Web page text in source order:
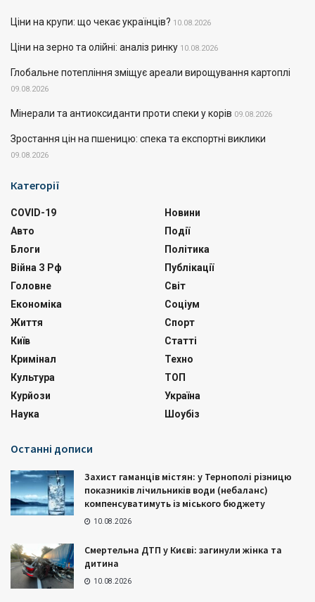
Ціни на крупи: що чекає українців? 10.08.2026
Ціни на зерно та олійні: аналіз ринку 10.08.2026
Глобальне потепління зміщує ареали вирощування картоплі
09.08.2026
Мінерали та антиоксиданти проти спеки у корів 09.08.2026
Зростання цін на пшеницю: спека та експортні виклики
09.08.2026
Категорії
COVID-19
Авто
Блоги
Війна З Рф
Головне
Економіка
Життя
Київ
Кримінал
Культура
Курйози
Наука
Новини
Події
Політика
Публікації
Світ
Соціум
Спорт
Статті
Техно
ТОП
Україна
Шоубіз
Останні дописи
Захист гаманців містян: у Тернополі різницю
показників лічильників води (небаланс)
компенсуватимуть із міського бюджету
10.08.2026
Смертельна ДТП у Києві: загинули жінка та
дитина
10.08.2026